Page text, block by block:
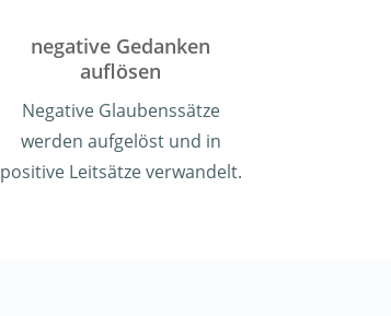
negative Gedanken
auflösen
Negative Glaubenssätze
werden aufgelöst und in
positive Leitsätze verwandelt.